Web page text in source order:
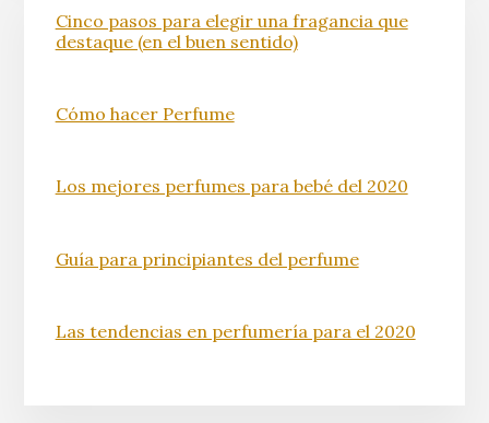
Cinco pasos para elegir una fragancia que
destaque (en el buen sentido)
Cómo hacer Perfume
Los mejores perfumes para bebé del 2020
Guía para principiantes del perfume
Las tendencias en perfumería para el 2020